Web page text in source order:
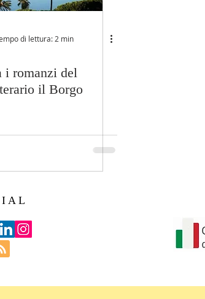
di lettura: 2 min
i romanzi del
il Borgo